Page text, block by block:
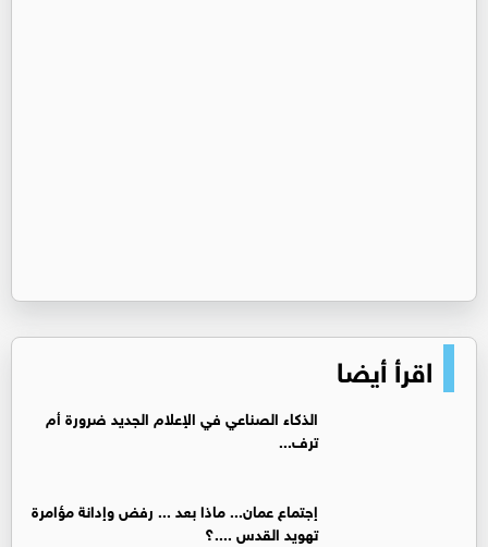
اقرأ أيضا
الذكاء الصناعي في الإعلام الجديد ضرورة أم
ترف...
إجتماع عمان... ماذا بعد ... رفض وإدانة مؤامرة
تهويد القدس ....؟